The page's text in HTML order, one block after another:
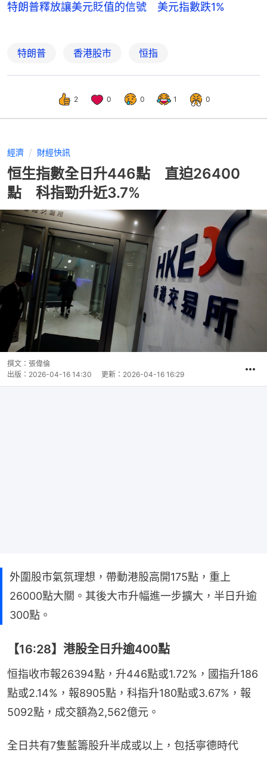
特朗普釋放讓美元貶值的信號 美元指數跌1%
特朗普 香港股市 恒指
2 0 0 1 0
經濟 財經快訊
恒生指數全日升446點 直迫26400
點 科指勁升近3.7%
撰文： 張偉倫
出版： 2026-04-16 14:30 更新： 2026-04-16 16:29
外圍股市氣氛理想，帶動港股高開175點，重上
26000點大關。其後大市升幅進一步擴大，半日升逾
300點。
【16:28】港股全日升逾400點
恒指收市報26394點，升446點或1.72%，國指升186
點或2.14%，報8905點，科指升180點或3.67%，報
5092點，成交額為2,562億元。
全日共有7隻藍籌股升半成或以上，包括寧德時代